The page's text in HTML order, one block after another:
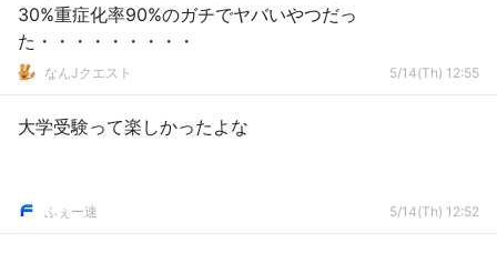
30%重症化率90%のガチでヤバいやつだっ
た・・・・・・・・・
なんJクエスト 5/14(Th) 12:55
大学受験って楽しかったよな
ふぇー速 5/14(Th) 12:52